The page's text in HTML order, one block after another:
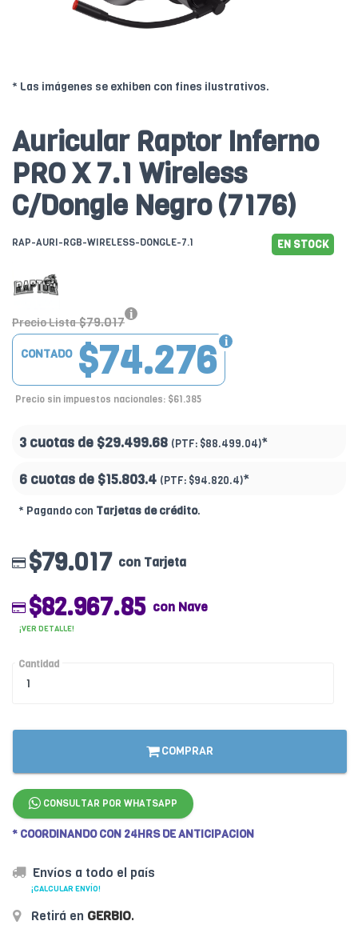
* Las imágenes se exhiben con fines ilustrativos.
Auricular Raptor Inferno
PRO X 7.1 Wireless
C/Dongle Negro (7176)
RAP-AURI-RGB-WIRELESS-DONGLE-7.1 EN STOCK
Precio Lista $79.017
$74.276
CONTADO
Precio sin impuestos nacionales: $61.385
3 cuotas de $29.499.68 (PTF: $88.499.04)*
6 cuotas de $15.803.4 (PTF: $94.820.4)*
* Pagando con Tarjetas de crédito.
$79.017 con Tarjeta
$82.967.85 con Nave
¡VER DETALLE!
Cantidad
COMPRAR
CONSULTAR POR WHATSAPP
* COORDINANDO CON 24HRS DE ANTICIPACION
Envíos a todo el país
¡CALCULAR ENVÍO!
Retirá en GERBIO.